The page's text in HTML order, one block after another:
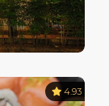
4.93